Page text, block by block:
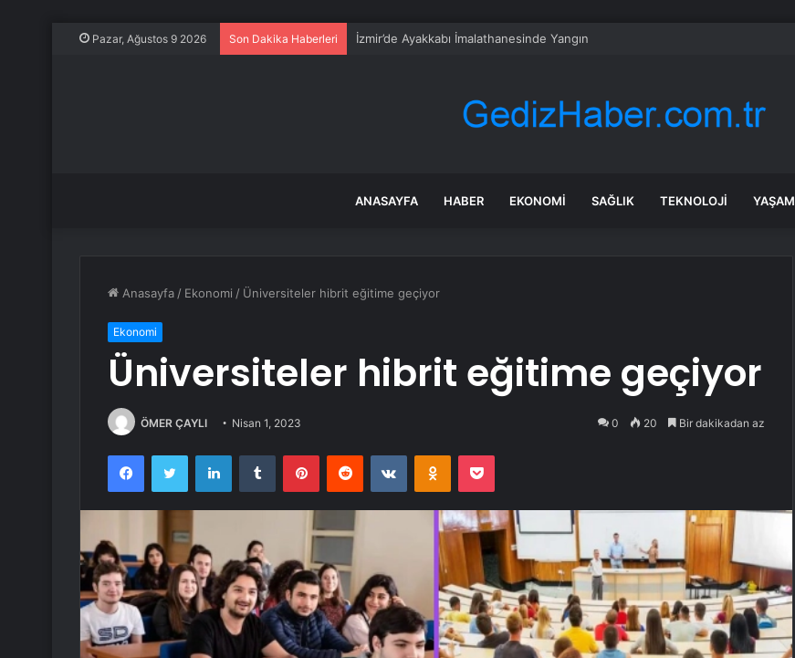
Pazar, Ağustos 9 2026 Son Dakika Haberleri İzmir’de Ayakkabı İmalathanesinde Yangın
ANASAYFA HABER EKONOMI SAĞLIK TEKNOLOJI YAŞAM
Anasayfa / Ekonomi / Üniversiteler hibrit eğitime geçiyor
Ekonomi
Üniversiteler hibrit eğitime geçiyor
ÖMER ÇAYLI Nisan 1, 2023 0 20 Bir dakikadan az
FacebookTwitter LinkedInTumblr PinterestReddit VKontakteOdnoklassniki
Pocket